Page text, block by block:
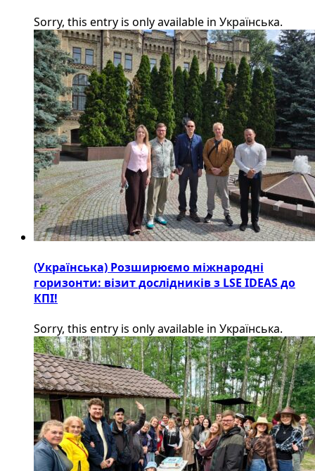
Sorry, this entry is only available in Українська.
(Українська) Розширюємо міжнародні
горизонти: візит дослідників з LSE IDEAS до
КПІ!
Sorry, this entry is only available in Українська.